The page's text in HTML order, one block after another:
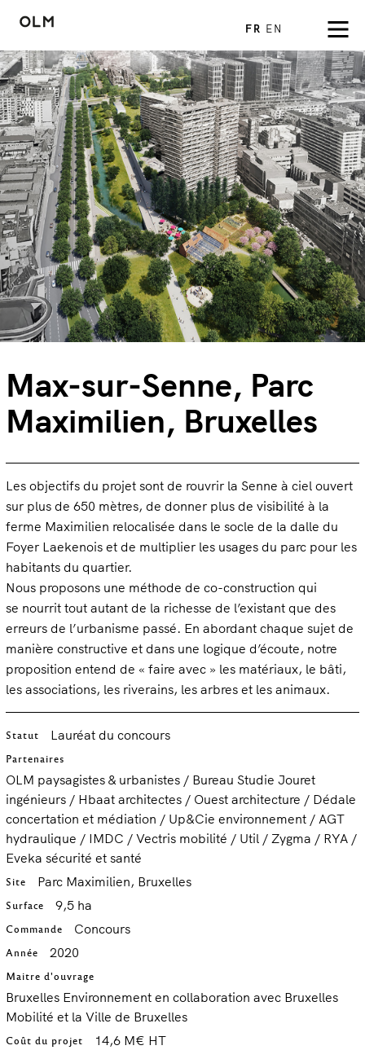
FR EN
Max-sur-Senne, Parc
Maximilien, Bruxelles
Les objectifs du projet sont de rouvrir la Senne à ciel ouvert
sur plus de 650 mètres, de donner plus de visibilité à la
ferme Maximilien relocalisée dans le socle de la dalle du
Foyer Laekenois et de multiplier les usages du parc pour les
habitants du quartier.
Nous proposons une méthode de co-construction qui
se nourrit tout autant de la richesse de l’existant que des
erreurs de l’urbanisme passé. En abordant chaque sujet de
manière constructive et dans une logique d’écoute, notre
proposition entend de « faire avec » les matériaux, le bâti,
les associations, les riverains, les arbres et les animaux.
Statut Lauréat du concours
Partenaires
OLM paysagistes & urbanistes / Bureau Studie Jouret
ingénieurs / Hbaat architectes / Ouest architecture / Dédale
concertation et médiation / Up&Cie environnement / AGT
hydraulique / IMDC / Vectris mobilité / Util / Zygma / RYA /
Eveka sécurité et santé
Site Parc Maximilien, Bruxelles
Surface 9,5 ha
Commande Concours
Année 2020
Maitre d'ouvrage
Bruxelles Environnement en collaboration avec Bruxelles
Mobilité et la Ville de Bruxelles
Coût du projet 14,6 M€ HT